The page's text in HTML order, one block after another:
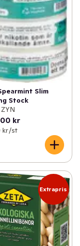
Slim
Stock
kr
kr /st
Extrapris